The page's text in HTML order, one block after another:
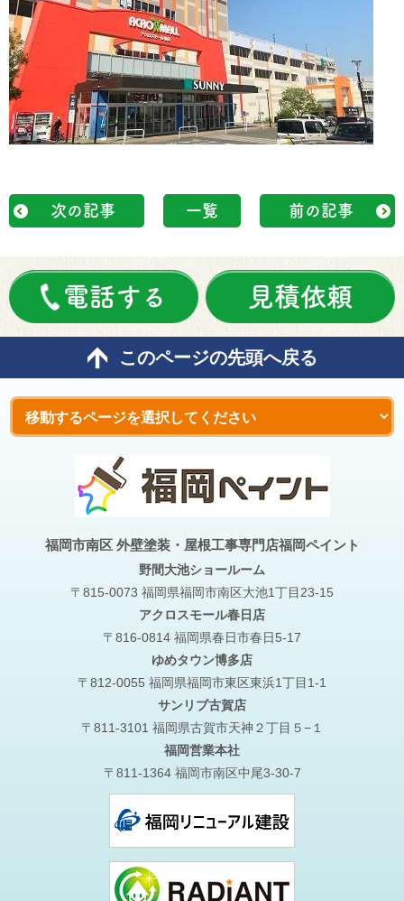
次の記事 一覧 前の記事
電話する 見積依頼
このページの先頭へ戻る
福岡市南区 外壁塗装・屋根工事専門店福岡ペイント
野間大池ショールーム
〒815-0073 福岡県福岡市南区大池1丁目23-15
アクロスモール春日店
〒816-0814 福岡県春日市春日5-17
ゆめタウン博多店
〒812-0055 福岡県福岡市東区東浜1丁目1-1
サンリブ古賀店
〒811-3101 福岡県古賀市天神２丁目５−１
福岡営業本社
〒811-1364 福岡市南区中尾3-30-7